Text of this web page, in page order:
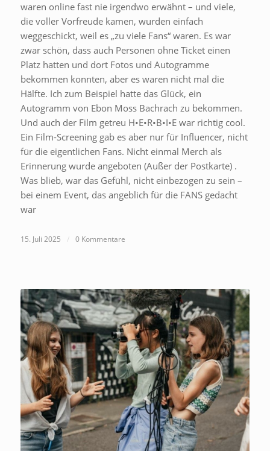
waren online fast nie irgendwo erwähnt – und viele,
die voller Vorfreude kamen, wurden einfach
weggeschickt, weil es „zu viele Fans“ waren. Es war
zwar schön, dass auch Personen ohne Ticket einen
Platz hatten und dort Fotos und Autogramme
bekommen konnten, aber es waren nicht mal die
Hälfte. Ich zum Beispiel hatte das Glück, ein
Autogramm von Ebon Moss Bachrach zu bekommen.
Und auch der Film getreu H•E•R•B•I•E war richtig cool.
Ein Film-Screening gab es aber nur für Influencer, nicht
für die eigentlichen Fans. Nicht einmal Merch als
Erinnerung wurde angeboten (Außer der Postkarte) .
Was blieb, war das Gefühl, nicht einbezogen zu sein –
bei einem Event, das angeblich für die FANS gedacht
war
15. Juli 2025 / 0 Kommentare